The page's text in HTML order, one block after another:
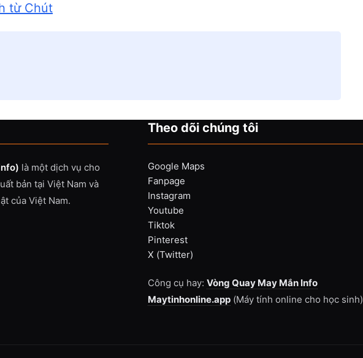
từ Chút
là một dịch vụ cho
bản tại Việt Nam và
của Việt Nam.
Theo dõi chúng tôi
Google Maps
Fanpage
Instagram
Youtube
Tiktok
Pinterest
X (Twitter)
Công cụ hay: Vòng Quay May Mắn Info
Maytinhonline.app(Máy tính online cho học sinh)